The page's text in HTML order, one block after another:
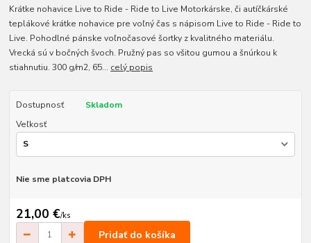
Krátke nohavice Live to Ride - Ride to Live Motorkárske, či autíčkárské
teplákové krátke nohavice pre voľný čas s nápisom Live to Ride - Ride to
Live. Pohodlné pánske voľnočasové šortky z kvalitného materiálu.
Vrecká sú v bočných švoch. Pružný pas so všitou gumou a šnúrkou k
stiahnutiu. 300 g/m2, 65... celý popis
Dostupnosť
Skladom
Veľkosť
Nie sme platcovia DPH
21,00 €/ks
Pridať do košíka